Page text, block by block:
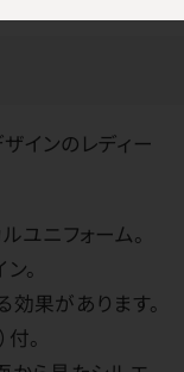
インのレディー
ユニフォーム。
。
効果があります。
。